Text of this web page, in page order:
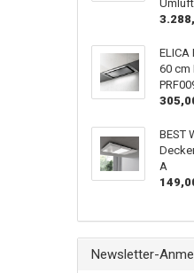
Umluft
ELICA
60 cm
BEST
A
Newsletter-